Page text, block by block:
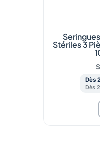
Stériles 3
Dès
Dès